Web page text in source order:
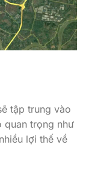
tập trung vào
quan trọng như
lợi thế về